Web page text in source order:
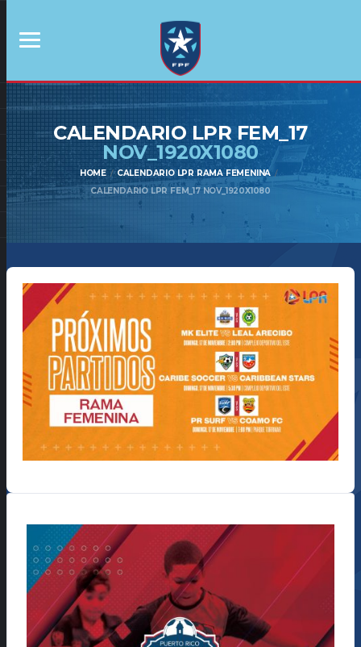
CALENDARIO LPR FEM_17
NOV_1920X1080
HOME
CALENDARIO LPR RAMA FEMENINA
CALENDARIO LPR FEM_17 NOV_1920X1080